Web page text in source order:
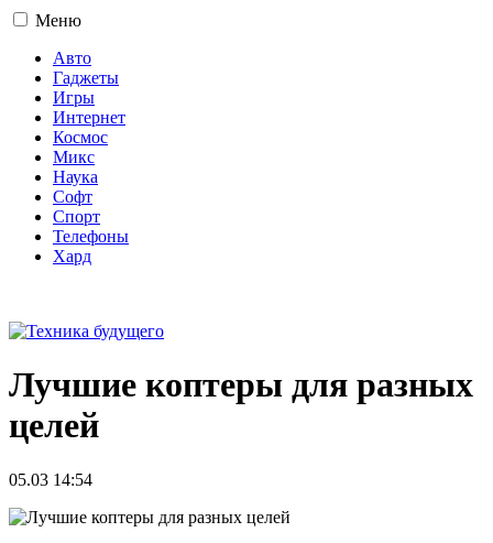
Меню
Авто
Гаджеты
Игры
Интернет
Космос
Микс
Наука
Софт
Спорт
Телефоны
Хард
Лучшие коптеры для разных
целей
05.03 14:54